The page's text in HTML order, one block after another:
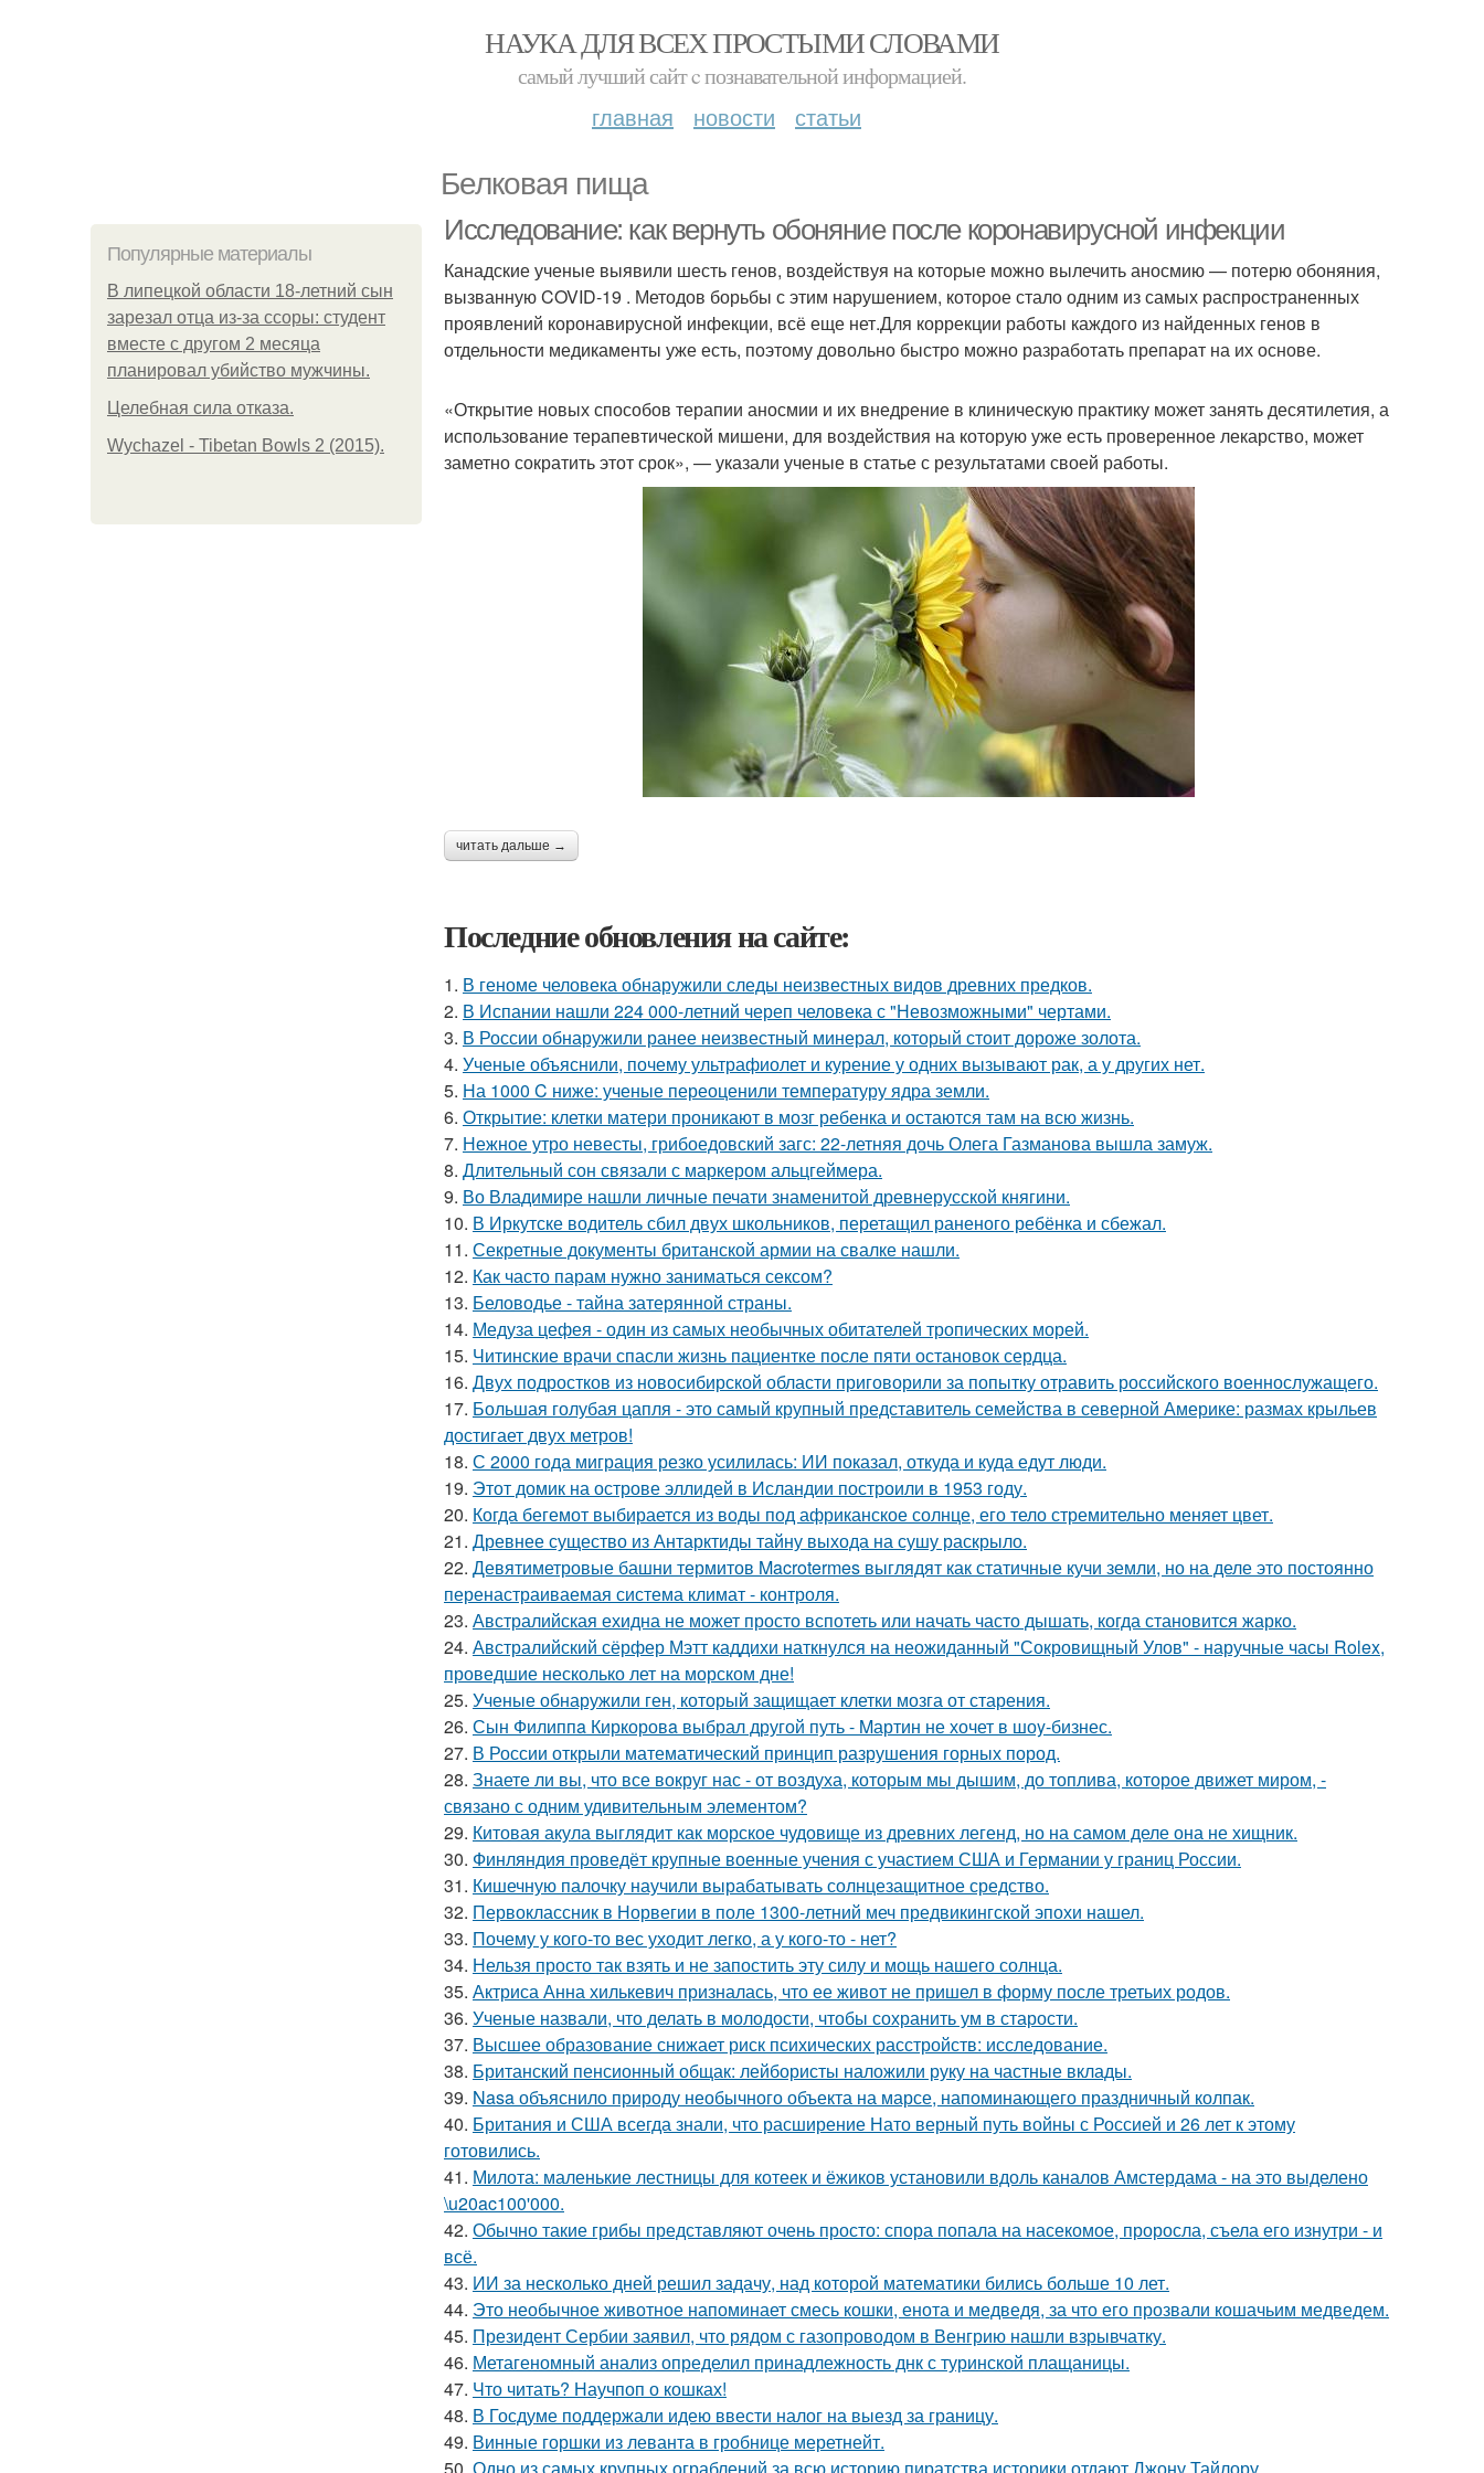
НАУКА ДЛЯ ВСЕХ ПРОСТЫМИ СЛОВАМИ
самый лучший сайт c познавательной информацией.
главная новости статьи
Белковая пища
Популярные материалы
В липецкой области 18-летний сын
зарезал отца из-за ссоры: студент
вместе с другом 2 месяца
планировал убийство мужчины.
Целебная сила отказа.
Wychazel - Tibetan Bowls 2 (2015).
Исследование: как вернуть обоняние после коронавирусной инфекции
Канадские ученые выявили шесть генов, воздействуя на которые можно вылечить аносмию — потерю обоняния,
вызванную COVID-19 . Методов борьбы с этим нарушением, которое стало одним из самых распространенных
проявлений коронавирусной инфекции, всё еще нет.Для коррекции работы каждого из найденных генов в
отдельности медикаменты уже есть, поэтому довольно быстро можно разработать препарат на их основе.
«Открытие новых способов терапии аносмии и их внедрение в клиническую практику может занять десятилетия, а
использование терапевтической мишени, для воздействия на которую уже есть проверенное лекарство, может
заметно сократить этот срок», — указали ученые в статье с результатами своей работы.
читать дальше →
Последние обновления на сайте:
1. В геноме человека обнаружили следы неизвестных видов древних предков.
2. В Испании нашли 224 000-летний череп человека с "Невозможными" чертами.
3. В России обнаружили ранее неизвестный минерал, который стоит дороже золота.
4. Ученые объяснили, почему ультрафиолет и курение у одних вызывают рак, а у других нет.
5. На 1000 C ниже: ученые переоценили температуру ядра земли.
6. Открытие: клетки матери проникают в мозг ребенка и остаются там на всю жизнь.
7. Нежное утро невесты, грибоедовский загс: 22-летняя дочь Олега Газманова вышла замуж.
8. Длительный сон связали с маркером альцгеймера.
9. Во Владимире нашли личные печати знаменитой древнерусской княгини.
10. В Иркутске водитель сбил двух школьников, перетащил раненого ребёнка и сбежал.
11. Секретные документы британской армии на свалке нашли.
12. Как часто парам нужно заниматься сексом?
13. Беловодье - тайна затерянной страны.
14. Медуза цефея - один из самых необычных обитателей тропических морей.
15. Читинские врачи спасли жизнь пациентке после пяти остановок сердца.
16. Двух подростков из новосибирской области приговорили за попытку отравить российского военнослужащего.
17. Большая голубая цапля - это самый крупный представитель семейства в северной Америке: размах крыльев
достигает двух метров!
18. С 2000 года миграция резко усилилась: ИИ показал, откуда и куда едут люди.
19. Этот домик на острове эллидей в Исландии построили в 1953 году.
20. Когда бегемот выбирается из воды под африканское солнце, его тело стремительно меняет цвет.
21. Древнее существо из Антарктиды тайну выхода на сушу раскрыло.
22. Девятиметровые башни термитов Macrotermes выглядят как статичные кучи земли, но на деле это постоянно
перенастраиваемая система климат - контроля.
23. Австралийская ехидна не может просто вспотеть или начать часто дышать, когда становится жарко.
24. Австралийский сёрфер Мэтт каддихи наткнулся на неожиданный "Сокровищный Улов" - наручные часы Rolex,
проведшие несколько лет на морском дне!
25. Ученые обнаружили ген, который защищает клетки мозга от старения.
26. Сын Филиппa Киркоровa выбрал другой путь - Mартин не хочет в шоy-бизнес.
27. В России открыли математический принцип разрушения горных пород.
28. Знаете ли вы, что все вокруг нас - от воздуха, которым мы дышим, до топлива, которое движет миром, -
связано с одним удивительным элементом?
29. Китовая акула выглядит как морское чудовище из древних легенд, но на самом деле она не хищник.
30. Финляндия проведёт крупные военные учения с участием США и Германии у границ России.
31. Кишечную палочку научили вырабатывать солнцезащитное средство.
32. Первоклассник в Норвегии в поле 1300-летний меч предвикингской эпохи нашел.
33. Почему у кого-то вес уходит легко, а у кого-то - нет?
34. Нельзя просто так взять и не запостить эту силу и мощь нашего солнца.
35. Актриса Анна хилькевич призналась, что ее живот не пришел в форму после третьих родов.
36. Ученые назвали, что делать в молодости, чтобы сохранить ум в старости.
37. Высшее образование снижает риск психических расстройств: исследование.
38. Британский пенсионный общак: лейбористы наложили руку на частные вклады.
39. Nasa объяснило природу необычного объекта на марсе, напоминающего праздничный колпак.
40. Британия и США всегда знали, что расширение Нато верный путь войны с Россией и 26 лет к этому
готовились.
41. Милота: маленькие лестницы для котеек и ёжиков установили вдоль каналов Амстердама - на это выделено
\u20ac100'000.
42. Обычно такие грибы представляют очень просто: спора попала на насекомое, проросла, съела его изнутри - и
всё.
43. ИИ за несколько дней решил задачу, над которой математики бились больше 10 лет.
44. Это необычное животное напоминает смесь кошки, енота и медведя, за что его прозвали кошачьим медведем.
45. Президент Сербии заявил, что рядом с газопроводом в Венгрию нашли взрывчатку.
46. Метагеномный анализ определил принадлежность днк с туринской плащаницы.
47. Что читать? Научпоп о кошках!
48. В Госдуме поддержали идею ввести налог на выезд за границу.
49. Винные горшки из леванта в гробнице меретнейт.